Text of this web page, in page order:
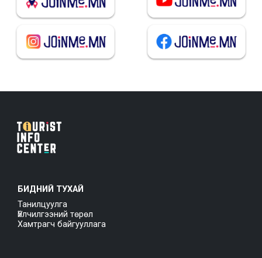
БИДНИЙ ТУХАЙ
Танилцуулга
Үйлчилгээний төрөл
Хамтрагч байгууллага